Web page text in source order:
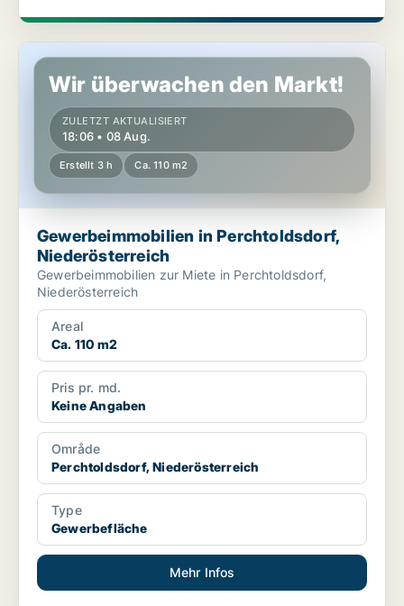
Gewerbeimmobilien in Perchtoldsdorf, Niederösterreich
Wir überwachen den Markt!
ZULETZT AKTUALISIERT
18:06 • 08 Aug.
Erstellt 3 h Ca. 110 m2
Gewerbeimmobilien in Perchtoldsdorf,
Niederösterreich
Gewerbeimmobilien zur Miete in Perchtoldsdorf,
Niederösterreich
Areal
Ca. 110 m2
Pris pr. md.
Keine Angaben
Område
Perchtoldsdorf, Niederösterreich
Type
Gewerbefläche
Mehr Infos